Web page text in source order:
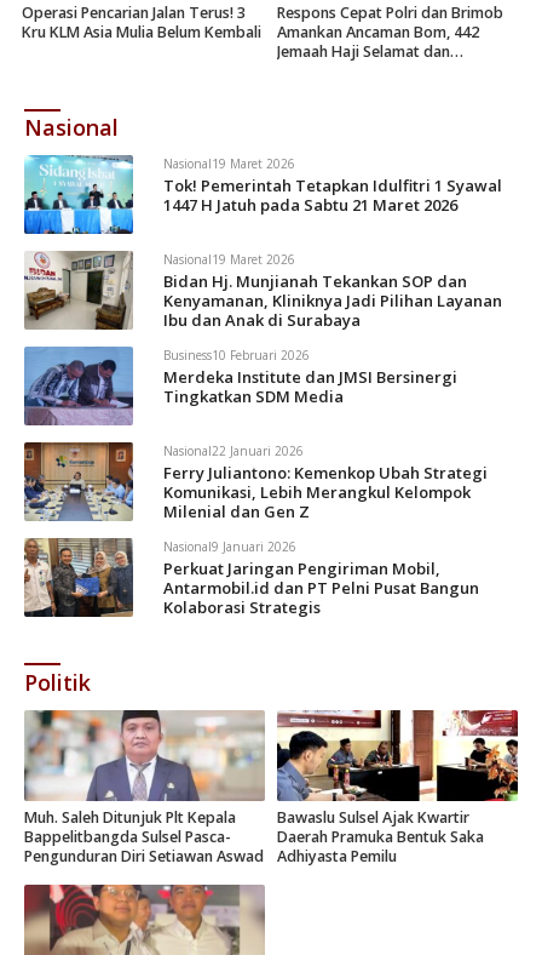
Operasi Pencarian Jalan Terus! 3
Kru KLM Asia Mulia Belum Kembali
Respons Cepat Polri dan Brimob
Amankan Ancaman Bom, 442
Jemaah Haji Selamat dan
Nasional
Nasional19 Maret 2026
Tok! Pemerintah Tetapkan Idulfitri 1 Syawal
1447 H Jatuh pada Sabtu 21 Maret 2026
Nasional19 Maret 2026
Bidan Hj. Munjianah Tekankan SOP dan
Kenyamanan, Kliniknya Jadi Pilihan Layanan
Ibu dan Anak di Surabaya
Business10 Februari 2026
Merdeka Institute dan JMSI Bersinergi
Tingkatkan SDM Media
Nasional22 Januari 2026
Ferry Juliantono: Kemenkop Ubah Strategi
Komunikasi, Lebih Merangkul Kelompok
Milenial dan Gen Z
Nasional9 Januari 2026
Perkuat Jaringan Pengiriman Mobil,
Antarmobil.id dan PT Pelni Pusat Bangun
Kolaborasi Strategis
Politik
Muh. Saleh Ditunjuk Plt Kepala
Bappelitbangda Sulsel Pasca-
Pengunduran Diri Setiawan Aswad
Bawaslu Sulsel Ajak Kwartir
Daerah Pramuka Bentuk Saka
Adhiyasta Pemilu